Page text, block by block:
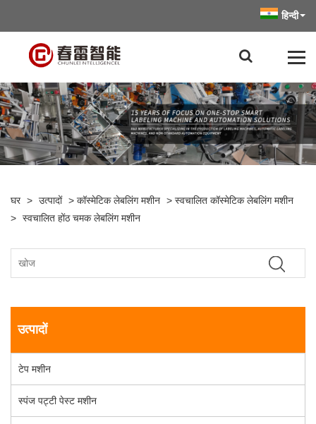
हिन्दी
घर > उत्पादों > कॉस्मेटिक लेबलिंग मशीन > स्वचालित कॉस्मेटिक लेबलिंग मशीन
> स्वचालित होंठ चमक लेबलिंग मशीन
उत्पादों
टेप मशीन
स्पंज पट्टी पेस्ट मशीन